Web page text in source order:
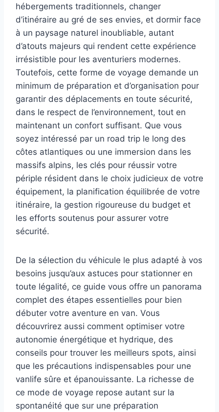
hébergements traditionnels, changer
d’itinéraire au gré de ses envies, et dormir face
à un paysage naturel inoubliable, autant
d’atouts majeurs qui rendent cette expérience
irrésistible pour les aventuriers modernes.
Toutefois, cette forme de voyage demande un
minimum de préparation et d’organisation pour
garantir des déplacements en toute sécurité,
dans le respect de l’environnement, tout en
maintenant un confort suffisant. Que vous
soyez intéressé par un road trip le long des
côtes atlantiques ou une immersion dans les
massifs alpins, les clés pour réussir votre
périple résident dans le choix judicieux de votre
équipement, la planification équilibrée de votre
itinéraire, la gestion rigoureuse du budget et
les efforts soutenus pour assurer votre
sécurité.
De la sélection du véhicule le plus adapté à vos
besoins jusqu’aux astuces pour stationner en
toute légalité, ce guide vous offre un panorama
complet des étapes essentielles pour bien
débuter votre aventure en van. Vous
découvrirez aussi comment optimiser votre
autonomie énergétique et hydrique, des
conseils pour trouver les meilleurs spots, ainsi
que les précautions indispensables pour une
vanlife sûre et épanouissante. La richesse de
ce mode de voyage repose autant sur la
spontanéité que sur une préparation